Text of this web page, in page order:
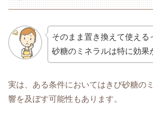
そのまま置き換えて使える
砂糖のミネラルは特に効果
実は、ある条件においてはきび砂糖の
響を及ぼす可能性もあります。